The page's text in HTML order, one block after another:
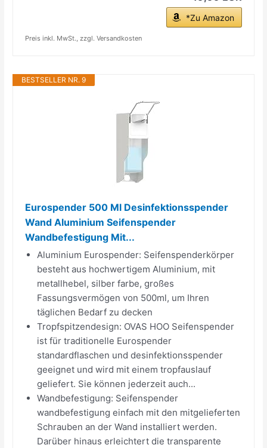
*Zu Amazon
Preis inkl. MwSt., zzgl. Versandkosten
BESTSELLER NR. 9
Eurospender 500 Ml Desinfektionsspender
Wand Aluminium Seifenspender
Wandbefestigung Mit...
Aluminium Eurospender: Seifenspenderkörper
besteht aus hochwertigem Aluminium, mit
metallhebel, silber farbe, großes
Fassungsvermögen von 500ml, um Ihren
täglichen Bedarf zu decken
Tropfspitzendesign: OVAS HOO Seifenspender
ist für traditionelle Eurospender
standardflaschen und desinfektionsspender
geeignet und wird mit einem tropfauslauf
geliefert. Sie können jederzeit auch...
Wandbefestigung: Seifenspender
wandbefestigung einfach mit den mitgelieferten
Schrauben an der Wand installiert werden.
Darüber hinaus erleichtert die transparente